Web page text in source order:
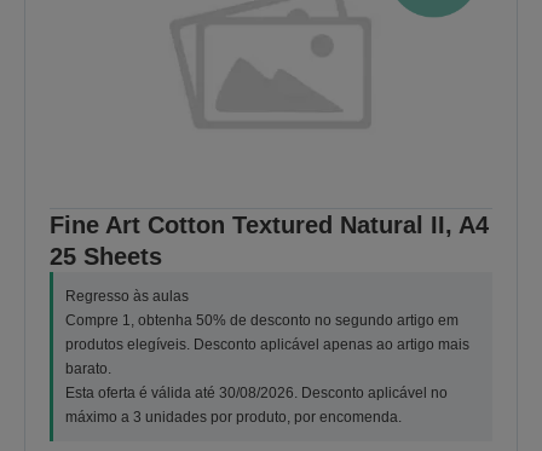
Fine Art Cotton Textured Natural II, A4
25 Sheets
Regresso às aulas
Compre 1, obtenha 50% de desconto no segundo artigo em
produtos elegíveis. Desconto aplicável apenas ao artigo mais
barato.
Esta oferta é válida até 30/08/2026. Desconto aplicável no
máximo a 3 unidades por produto, por encomenda.